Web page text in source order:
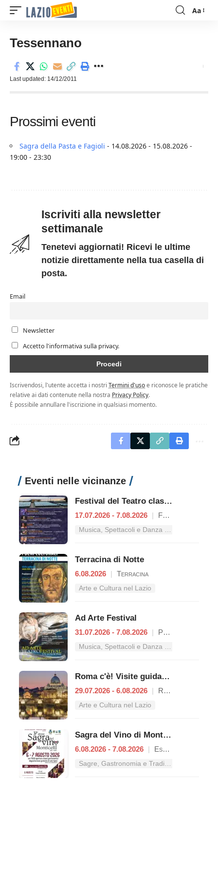
Font
Aa
Tessennano
Last updated: 14/12/2011
Prossimi eventi
Sagra della Pasta e Fagioli - 14.08.2026 - 15.08.2026 -
19:00 - 23:30
Iscriviti alla newsletter
settimanale
Tenetevi aggiornati! Ricevi le ultime
notizie direttamente nella tua casella di
posta.
Email
Newsletter
Accetto l'informativa sulla privacy.
Iscrivendosi, l'utente accetta i nostri Termini d'usoe riconosce le pratiche
relative ai dati contenute nella nostra Privacy Policy.
È possibile annullare l'iscrizione in qualsiasi momento.
Eventi nelle vicinanze
Festival del Teatro classico
17.07.2026 - 7.08.2026 | Formia
Terracina di Notte
6.08.2026 | Terracina
Arte e Cultura nel Lazio
Ad Arte Festival
31.07.2026 - 7.08.2026 | Proceno
Roma c'è! Visite guidate (anche per bambini) dal 29 luglio al 6 agosto 2026
29.07.2026 - 6.08.2026 | Roma
Arte e Cultura nel Lazio
Sagra del Vino di Monticelli
6.08.2026 - 7.08.2026 | Esperia